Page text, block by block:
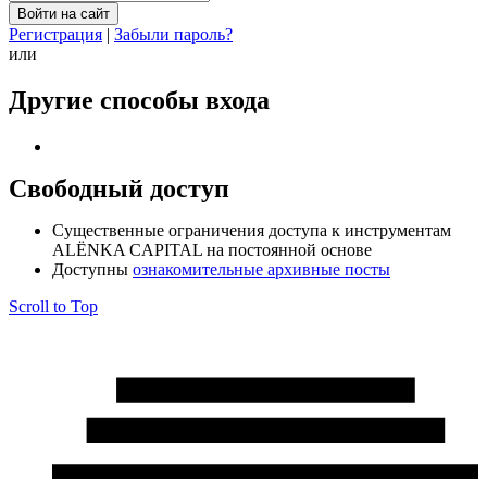
Регистрация | Забыли пароль?
или
Другие способы входа
Свободный доступ
Cущественные ограничения доступа к инструментам
ALЁNKA CAPITAL на постоянной основе
Доступны ознакомительные архивные посты
Scroll to Top